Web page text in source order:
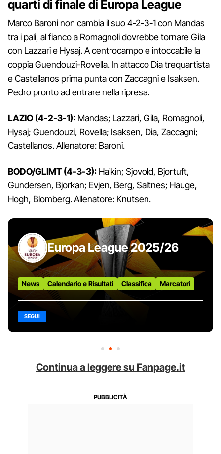
quarti di finale di Europa League
Marco Baroni non cambia il suo 4-2-3-1 con Mandas
tra i pali, al fianco a Romagnoli dovrebbe tornare Gila
con Lazzari e Hysaj. A centrocampo è intoccabile la
coppia Guendouzi-Rovella. In attacco Dia trequartista
e Castellanos prima punta con Zaccagni e Isaksen.
Pedro pronto ad entrare nella ripresa.
LAZIO (4-2-3-1): Mandas; Lazzari, Gila, Romagnoli,
Hysaj; Guendouzi, Rovella; Isaksen, Dia, Zaccagni;
Castellanos. Allenatore: Baroni.
BODO/GLIMT (4-3-3): Haikin; Sjovold, Bjortuft,
Gundersen, Bjorkan; Evjen, Berg, Saltnes; Hauge,
Hogh, Blomberg. Allenatore: Knutsen.
Europa League 2025/26
News Calendario e Risultati Classifica Marcatori
SEGUI
Continua a leggere su Fanpage.it